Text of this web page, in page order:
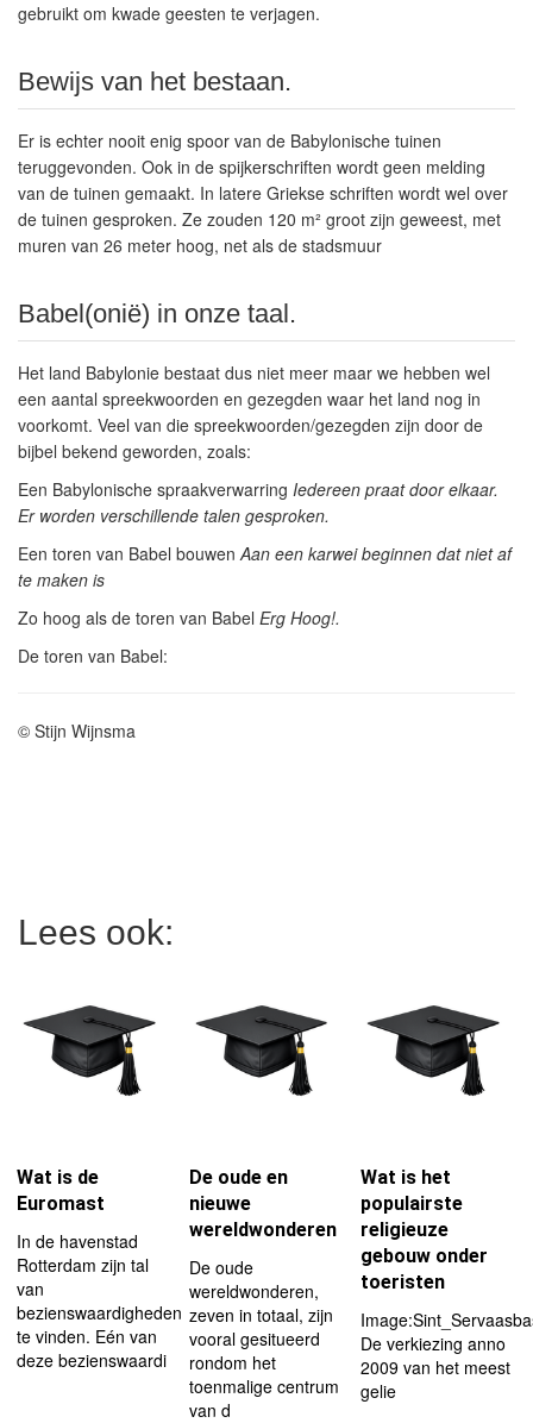
gebruikt om kwade geesten te verjagen.
Bewijs van het bestaan.
Er is echter nooit enig spoor van de Babylonische tuinen
teruggevonden. Ook in de spijkerschriften wordt geen melding
van de tuinen gemaakt. In latere Griekse schriften wordt wel over
de tuinen gesproken. Ze zouden 120 m² groot zijn geweest, met
muren van 26 meter hoog, net als de stadsmuur
Babel(onië) in onze taal.
Het land Babylonie bestaat dus niet meer maar we hebben wel
een aantal spreekwoorden en gezegden waar het land nog in
voorkomt. Veel van die spreekwoorden/gezegden zijn door de
bijbel bekend geworden, zoals:
Een Babylonische spraakverwarring Iedereen praat door elkaar.
Er worden verschillende talen gesproken.
Een toren van Babel bouwenAan een karwei beginnen dat niet af
te maken is
Zo hoog als de toren van Babel Erg Hoog!.
De toren van Babel:
© Stijn Wijnsma
Lees ook:
Wat is de
Euromast
In de havenstad
Rotterdam zijn tal
van
bezienswaardigheden
te vinden. Eén van
deze bezienswaardi
De oude en
nieuwe
wereldwonderen
De oude
wereldwonderen,
zeven in totaal, zijn
vooral gesitueerd
rondom het
toenmalige centrum
van d
Wat is het
populairste
religieuze
gebouw onder
toeristen
De verkiezing anno
2009 van het meest
gelie